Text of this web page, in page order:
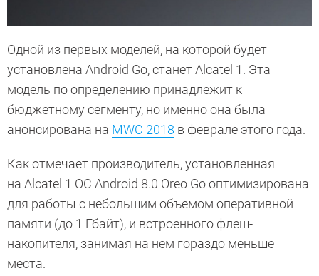
Одной из первых моделей, на которой будет
установлена Android Go, станет Alcatel 1. Эта
модель по определению принадлежит к
бюджетному сегменту, но именно она была
анонсирована на MWC 2018 в феврале этого года.
Как отмечает производитель, установленная
на Alcatel 1 ОС Android 8.0 Oreo Go оптимизирована
для работы с небольшим объемом оперативной
памяти (до 1 Гбайт), и встроенного флеш-
накопителя, занимая на нем гораздо меньше
места.